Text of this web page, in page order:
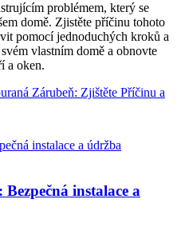
problémem, který se
domě. Zjistěte příčinu tohoto
pomocí jednoduchých kroků a
vlastním domě a obnovte
a oken.
Zárubeň: Zjištěte Příčinu a
instalace a